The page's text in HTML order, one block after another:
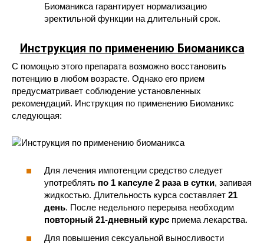
Биоманикса гарантирует нормализацию
эректильной функции на длительный срок.
Инструкция по применению Биоманикса
С помощью этого препарата возможно восстановить
потенцию в любом возрасте. Однако его прием
предусматривает соблюдение установленных
рекомендаций. Инструкция по применению Биоманикс
следующая:
Для лечения импотенции средство следует
употреблять по 1 капсуле 2 раза в сутки, запивая
жидкостью. Длительность курса составляет 21
день. После недельного перерыва необходим
повторный 21-дневный курс приема лекарства.
Для повышения сексуальной выносливости